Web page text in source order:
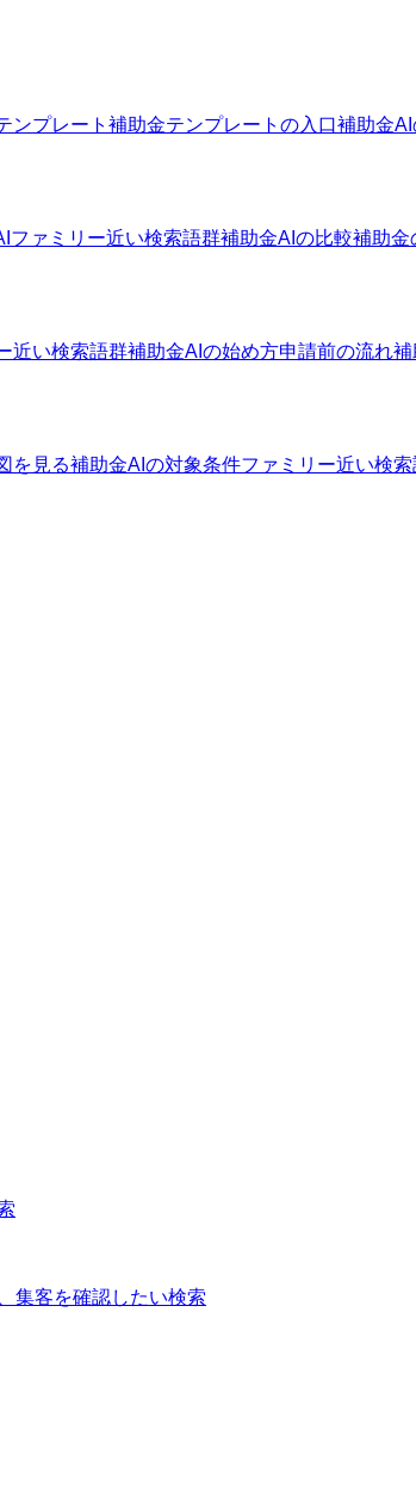
ンプレート 補助金テンプレートの入口補助金AI
ファミリー近い検索語群補助金AIの比較補助金
近い検索語群補助金AIの始め方申請前の流れ補
を見る補助金AIの対象条件ファミリー近い検
集客を確認したい検索